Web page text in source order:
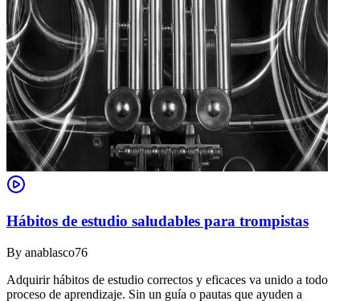
Hábitos de estudio saludables para trompistas
By anablasco76
Adquirir hábitos de estudio correctos y eficaces va unido a todo
proceso de aprendizaje. Sin un guía o pautas que ayuden a